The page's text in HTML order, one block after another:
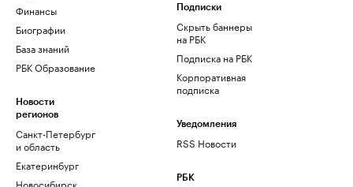
Финансы
Биографии
База знаний
РБК Образование
Новости
регионов
Санкт-Петербург
и область
Екатеринбург
Новосибирск
Подписки
Скрыть баннеры
на РБК
Подписка на РБК
Корпоративная
подписка
Уведомления
RSS Новости
РБК